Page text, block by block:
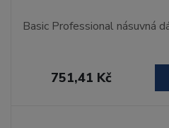
Basic Professional násuvná
751,41 Kč